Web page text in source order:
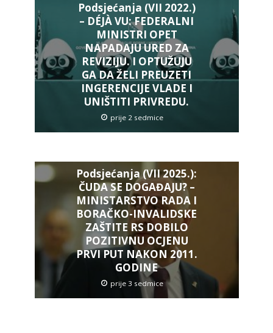
Podsjećanja (VII 2022.)
– DÉJÀ VU: FEDERALNI
MINISTRI OPET
NAPADAJU URED ZA
REVIZIJU. I OPTUŽUJU
GA DA ŽELI PREUZETI
INGERENCIJE VLADE I
UNIŠTITI PRIVREDU.
prije 2 sedmice
Podsjećanja (VII 2025.):
ČUDA SE DOGAĐAJU? –
MINISTARSTVO RADA I
BORAČKO-INVALIDSKE
ZAŠTITE RS DOBILO
POZITIVNU OCJENU
PRVI PUT NAKON 2011.
GODINE
prije 3 sedmice